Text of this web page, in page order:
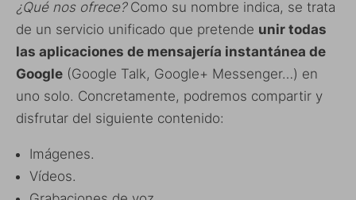
¿Qué nos ofrece?Como su nombre indica, se trata
de un servicio unificado que pretende unir todas
las aplicaciones de mensajería instantánea de
Google (Google Talk, Google+ Messenger…) en
uno solo. Concretamente, podremos compartir y
disfrutar del siguiente contenido:
Imágenes.
Vídeos.